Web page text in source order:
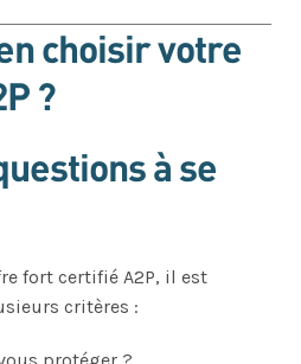
choisir votre
?
à se
fort certifié A2P, il est
critères :